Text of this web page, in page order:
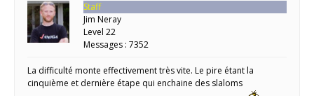
Staff
Jim Neray
Level 22
Messages : 7352
La difficulté monte effectivement très vite. Le pire étant la
cinquième et dernière étape qui enchaine des slaloms